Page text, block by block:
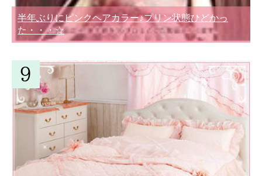
半年ぶりにピンクヘアカラー♪プリン状態ひどかっ
た・・・☆